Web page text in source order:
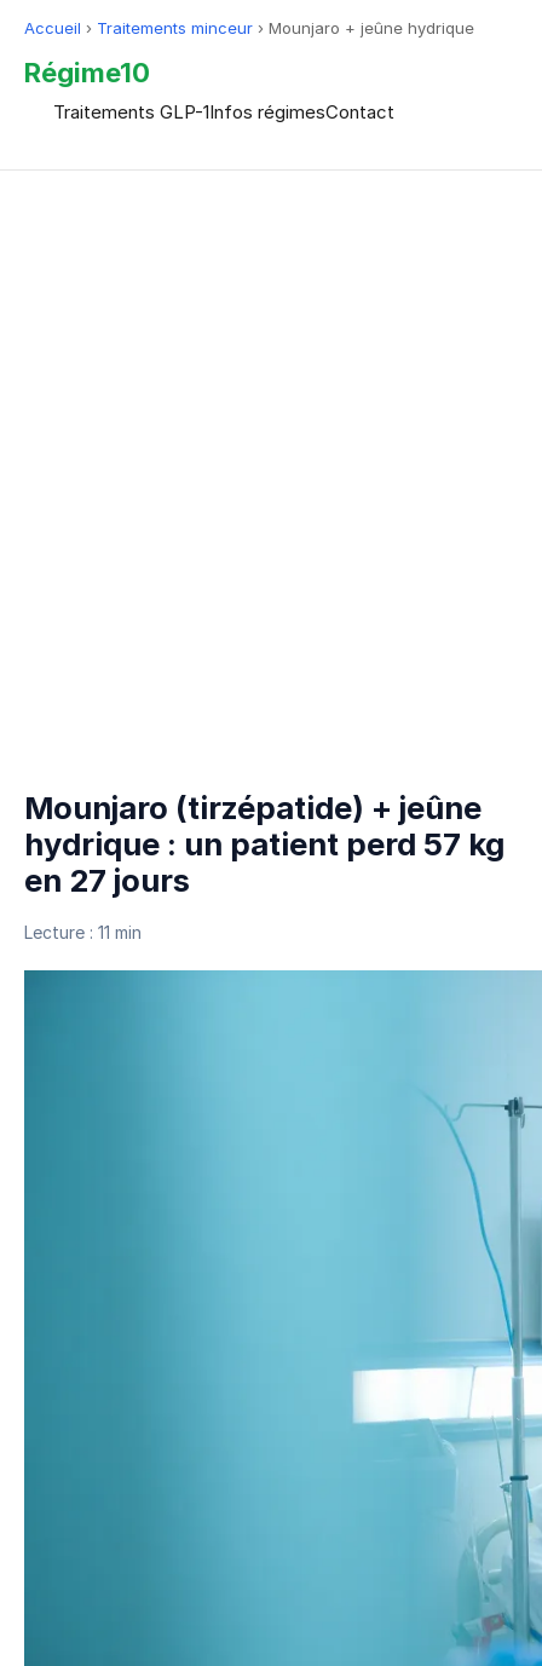
Accueil › Traitements minceur › Mounjaro + jeûne hydrique
Régime10
Traitements GLP-1Infos régimesContact
Mounjaro (tirzépatide) + jeûne
hydrique : un patient perd 57 kg
en 27 jours
Lecture : 11 min